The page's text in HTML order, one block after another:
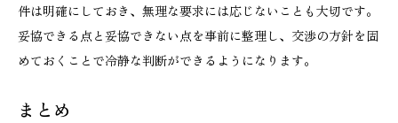
件は明確にしておき、無理な要求には応じないことも大切です。
妥協できる点と妥協できない点を事前に整理し、交渉の方針を固
めておくことで冷静な判断ができるようになります。
まとめ